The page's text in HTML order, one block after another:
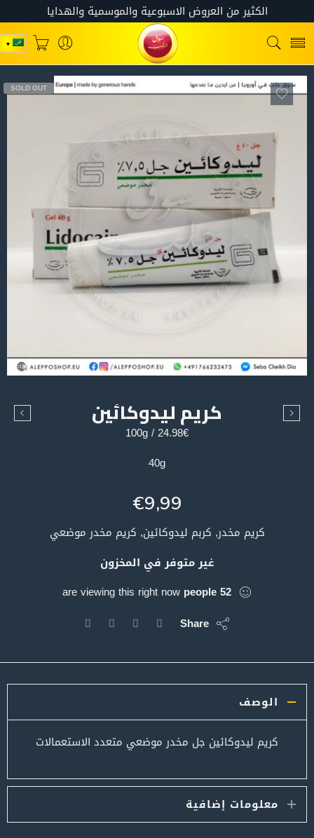
SOLD OUT
كريم ليدوكائين
24.98€ / 100g
40g
€9,99
كريم مخدر, كربم ليدوكائين, كريم مخدر موضعي
غير متوفر في المخزون
52
people
are viewing this right now
Share
الوصف
كريم ليدوكائين جل مخدر موضعي متعدد الاستعمالات
معلومات إضافية